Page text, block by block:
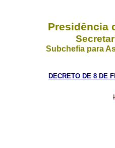
Presidência
Subchefia para
DECRETO DE 8 DE